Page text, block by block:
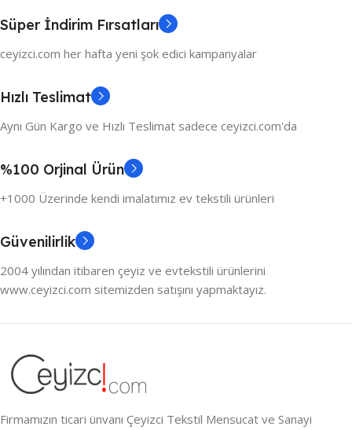
Süper İndirim Fırsatları
ceyizci.com her hafta yeni şok edici kampanyalar
Hızlı Teslimat
Aynı Gün Kargo ve Hızlı Teslimat sadece ceyizci.com'da
%100 Orjinal Ürün
+1000 Üzerinde kendi imalatımız ev tekstili ürünleri
Güvenilirlik
2004 yılından itibaren çeyiz ve evtekstili ürünlerini
www.ceyizci.com sitemizden satışını yapmaktayız.
Firmamızın ticari ünvanı Çeyizci Tekstil Mensucat ve Sanayi